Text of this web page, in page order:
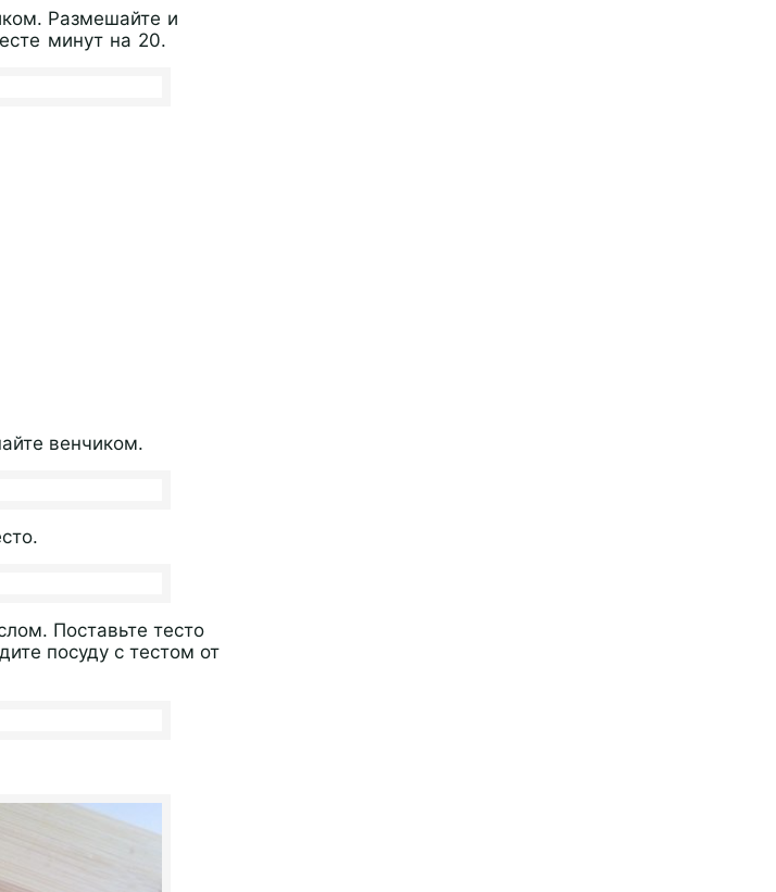
Размешайте и
минут на 20.
венчиком.
Поставьте тесто
посуду с тестом от